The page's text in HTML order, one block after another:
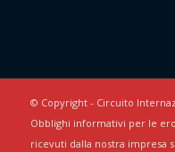
© Copyright - Circuito
Obblighi informativi per le
ricevuti dalla nostra impresa